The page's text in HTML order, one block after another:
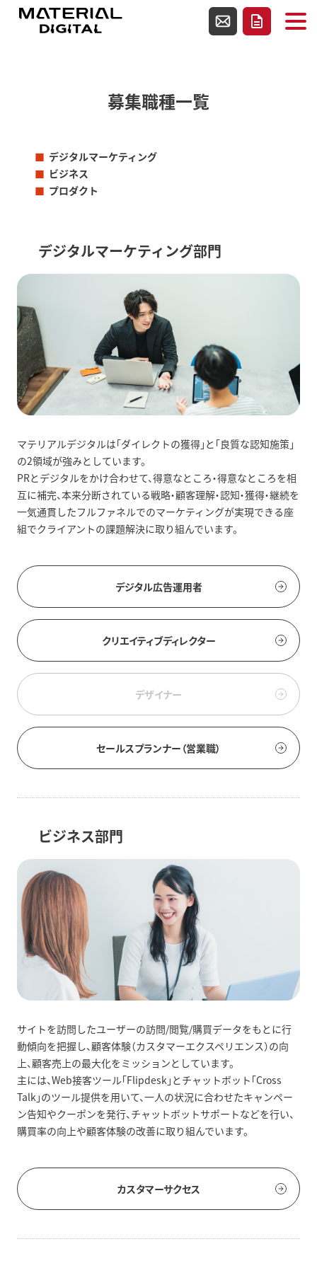
使用テンプレートファイルpage-recruit.php
お問い合わせ
資料請求
募集職種一覧
デジタルマーケティング
ビジネス
プロダクト
デジタルマーケティング部門
マテリアルデジタルは「ダイレクトの獲得」と「良質な認知施策」
の2領域が強みとしています。
PRとデジタルをかけ合わせて、得意なところ・得意なところを相
互に補完、本来分断されている戦略・顧客理解・認知・獲得・継続を
一気通貫したフルファネルでのマーケティングが実現できる座
組でクライアントの課題解決に取り組んでいます。
デジタル広告運用者
クリエイティブディレクター
デザイナー
セールスプランナー（営業職）
ビジネス部門
サイトを訪問したユーザーの訪問/閲覧/購買データをもとに行
動傾向を把握し、顧客体験（カスタマーエクスペリエンス）の向
上、顧客売上の最大化をミッションとしています。
主には、Web接客ツール「Flipdesk」とチャットボット「Cross
Talk」のツール提供を用いて、一人の状況に合わせたキャンペー
ン告知やクーポンを発行、チャットボットサポートなどを行い、
購買率の向上や顧客体験の改善に取り組んでいます。
カスタマーサクセス